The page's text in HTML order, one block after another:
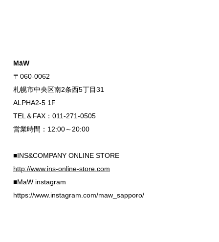
—————————————————————
MāW
〒060-0062
札幌市中央区南2条西5丁目31
ALPHA2-5 1F
TEL＆FAX：011-271-0505
営業時間：12:00～20:00
■INS&COMPANY ONLINE STORE
http://www.ins-online-store.com
■MaW instagram
https://www.instagram.com/maw_sapporo/